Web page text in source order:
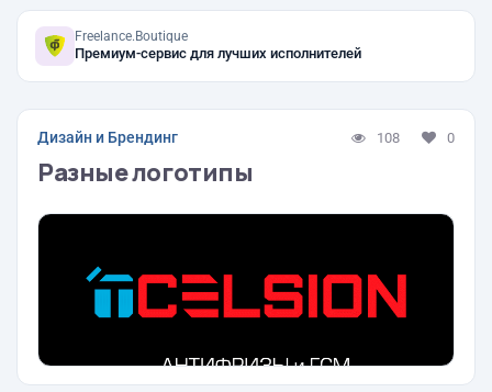
Freelance.Boutique
Премиум-сервис для лучших исполнителей
Дизайн и Брендинг 108 0
Разные логотипы